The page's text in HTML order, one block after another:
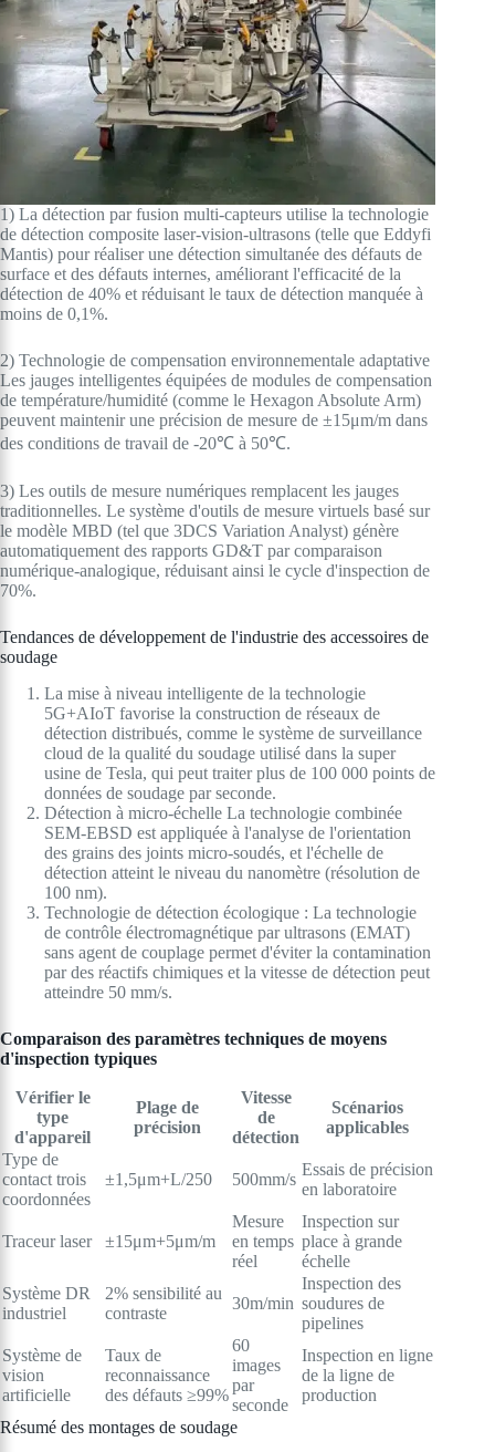
1) La détection par fusion multi-capteurs utilise la technologie
de détection composite laser-vision-ultrasons (telle que Eddyfi
Mantis) pour réaliser une détection simultanée des défauts de
surface et des défauts internes, améliorant l'efficacité de la
détection de 40% et réduisant le taux de détection manquée à
moins de 0,1%.
2) Technologie de compensation environnementale adaptative
Les jauges intelligentes équipées de modules de compensation
de température/humidité (comme le Hexagon Absolute Arm)
peuvent maintenir une précision de mesure de ±15μm/m dans
des conditions de travail de -20℃ à 50℃.
3) Les outils de mesure numériques remplacent les jauges
traditionnelles. Le système d'outils de mesure virtuels basé sur
le modèle MBD (tel que 3DCS Variation Analyst) génère
automatiquement des rapports GD&T par comparaison
numérique-analogique, réduisant ainsi le cycle d'inspection de
70%.
Tendances de développement de l'industrie des accessoires de
soudage
La mise à niveau intelligente de la technologie
5G+AIoT favorise la construction de réseaux de
détection distribués, comme le système de surveillance
cloud de la qualité du soudage utilisé dans la super
usine de Tesla, qui peut traiter plus de 100 000 points de
données de soudage par seconde.
Détection à micro-échelle La technologie combinée
SEM-EBSD est appliquée à l'analyse de l'orientation
des grains des joints micro-soudés, et l'échelle de
détection atteint le niveau du nanomètre (résolution de
100 nm).
Technologie de détection écologique : La technologie
de contrôle électromagnétique par ultrasons (EMAT)
sans agent de couplage permet d'éviter la contamination
par des réactifs chimiques et la vitesse de détection peut
atteindre 50 mm/s.
Comparaison des paramètres techniques de moyens
d'inspection typiques
Vérifier le
type
d'appareil
Plage de
précision
Vitesse
de
détection
Scénarios
applicables
Type de
contact trois
coordonnées
±1,5μm+L/250 500mm/s
Essais de précision
en laboratoire
Traceur laser ±15μm+5μm/m
Mesure
en temps
réel
Inspection sur
place à grande
échelle
Système DR
industriel
2% sensibilité au
contraste
30m/min
Inspection des
soudures de
pipelines
Système de
vision
artificielle
Taux de
reconnaissance
des défauts ≥99%
60
images
par
seconde
Inspection en ligne
de la ligne de
production
Résumé des montages de soudage